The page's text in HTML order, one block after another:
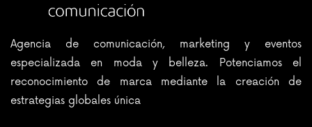
Agencia de comunicación, marketing y eventos
especializada en moda y belleza. Potenciamos el
reconocimiento de marca mediante la creación de
estrategias globales única